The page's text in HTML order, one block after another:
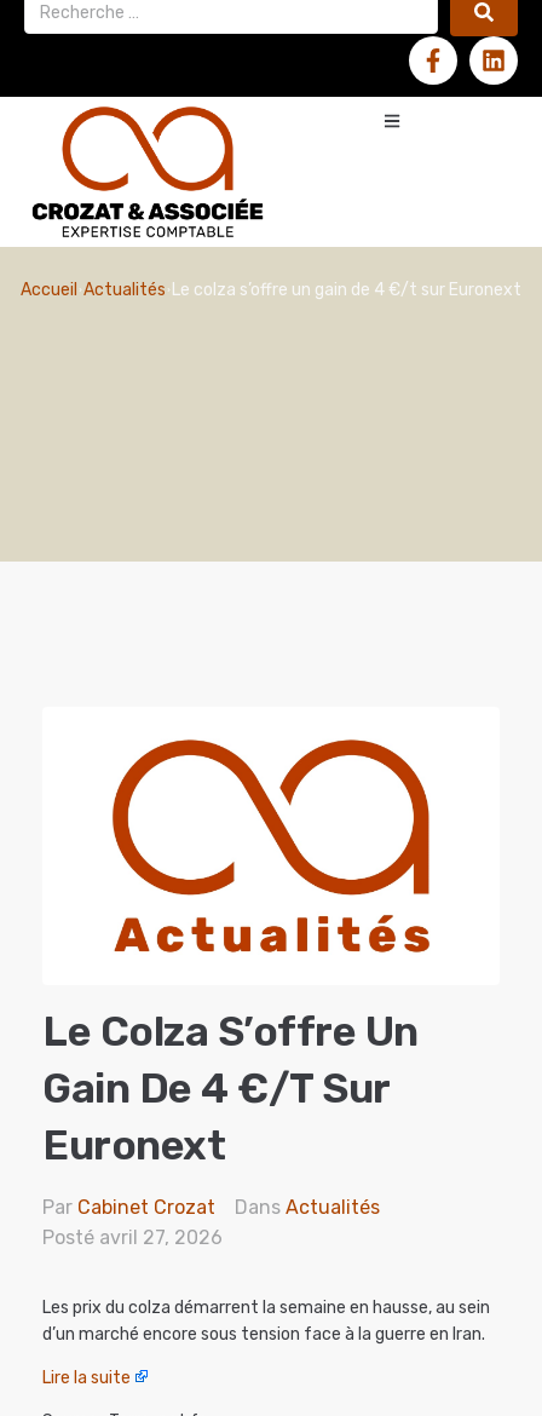
Accueil Actualités Le colza s’offre un gain de 4 €/t sur Euronext
Le Colza S’offre Un
Gain De 4 €/t Sur
Euronext
Par Cabinet Crozat Dans Actualités
Posté avril 27, 2026
Les prix du colza démarrent la semaine en hausse, au sein
d’un marché encore sous tension face à la guerre en Iran.
Lire la suite